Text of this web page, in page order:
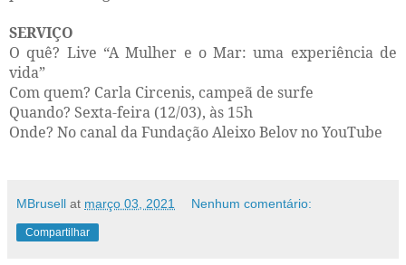
SERVIÇO
O quê? Live “A Mulher e o Mar: uma experiência de
vida”
Com quem? Carla Circenis, campeã de surfe
Quando? Sexta-feira (12/03), às 15h
Onde? No canal da Fundação Aleixo Belov no YouTube
MBrusell at março 03, 2021 Nenhum comentário:
Compartilhar